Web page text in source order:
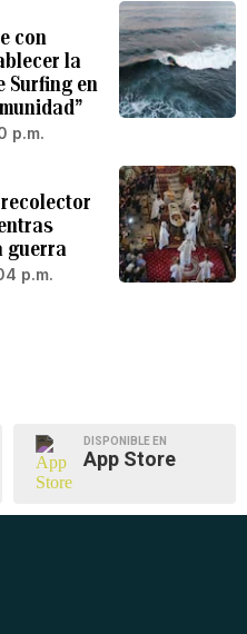
con
la
Surfing en
p.m.
guerra
p.m.
DISPONIBLE EN
App Store